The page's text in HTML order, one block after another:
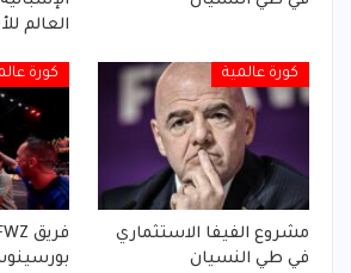
العالم
كورة عالمية
مشروع الفيفا الاستثماري
في طي النسيان
كورة